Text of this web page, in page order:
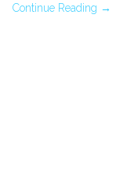
Continue Reading →